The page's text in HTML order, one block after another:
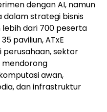
dengan AI, namun
dalam strategi bisnis
dari 700 peserta
paviliun, ATxE
sektor
mendorong
awan,
dan infrastruktur